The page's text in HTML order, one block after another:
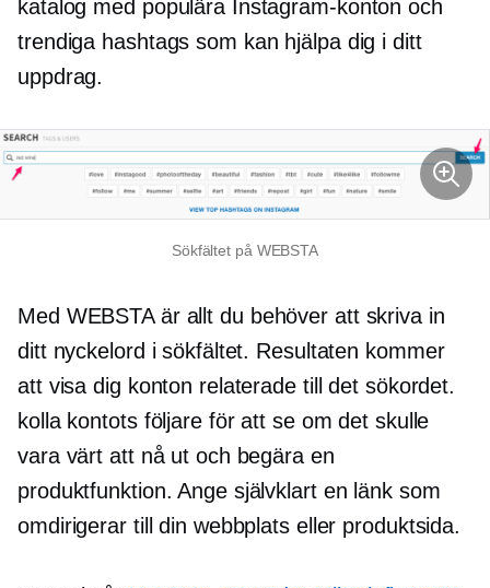
katalog med populära Instagram-konton och
trendiga hashtags som kan hjälpa dig i ditt
uppdrag.
Sökfältet på WEBSTA
Med WEBSTA är allt du behöver att skriva in
ditt nyckelord i sökfältet. Resultaten kommer
att visa dig konton relaterade till det sökordet.
kolla kontots följare för att se om det skulle
vara värt att nå ut och begära en
produktfunktion. Ange självklart en länk som
omdirigerar till din webbplats eller produktsida.